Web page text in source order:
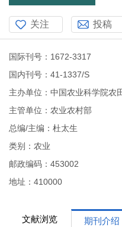
关注 投稿
国际刊号：1672-3317
国内刊号：41-1337/S
主办单位：中国农业科学院农
主管单位：农业农村部
总编/主编：杜太生
类别：农业
邮政编码：453002
地址：410000
文献浏览 期刊介绍